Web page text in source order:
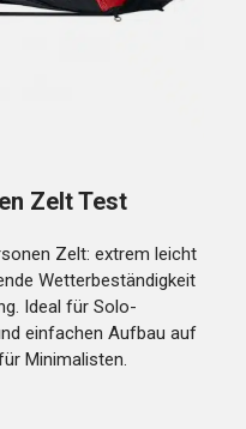
Zelt Test
Zelt: extrem leicht
Wetterbeständigkeit
Ideal für Solo-
einfachen Aufbau auf
Minimalisten.